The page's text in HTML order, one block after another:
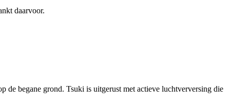
daarvoor.
begane grond. Tsuki is uitgerust met actieve luchtverversing die